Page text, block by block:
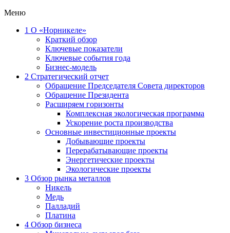
Меню
1 О «Норникеле»
Краткий обзор
Ключевые показатели
Ключевые события года
Бизнес-модель
2 Стратегический отчет
Обращение Председателя Совета директоров
Обращение Президента
Расширяем горизонты
Комплексная экологическая программа
Ускорение роста производства
Основные инвестиционные проекты
Добывающие проекты
Перерабатывающие проекты
Энергетические проекты
Экологические проекты
3 Обзор рынка металлов
Никель
Медь
Палладий
Платина
4 Обзор бизнеса